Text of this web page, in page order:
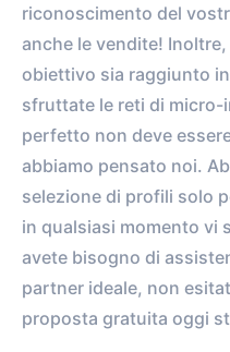
riconoscimento del
anche le vendite!
obiettivo sia raggiunto
sfruttate le reti di micro-
perfetto non deve
abbiamo pensato noi.
selezione di profili solo
in qualsiasi momento vi
avete bisogno di
partner ideale, non
proposta gratuita oggi